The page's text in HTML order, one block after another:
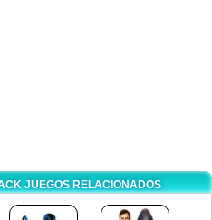
JUEGOS RELACIONADOS